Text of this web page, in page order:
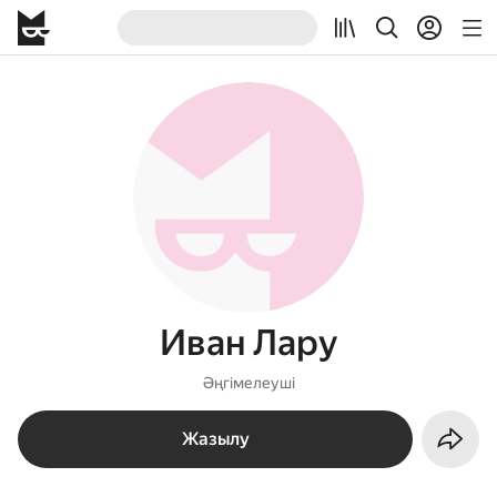
Иван Лару
Әңгімелеуші
Жазылу